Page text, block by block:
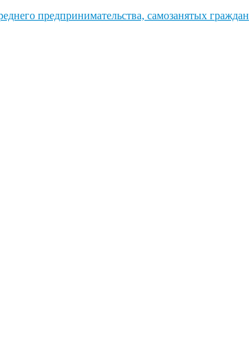
предпринимательства, самозанятых граждан